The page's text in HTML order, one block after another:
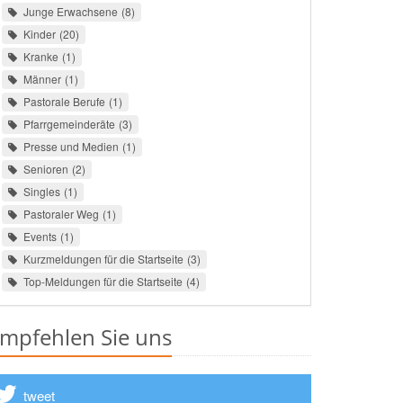
Junge Erwachsene 8
Kinder 20
Kranke 1
Männer 1
Pastorale Berufe 1
Pfarrgemeinderäte 3
Presse und Medien 1
Senioren 2
Singles 1
Pastoraler Weg 1
Events 1
Kurzmeldungen für die Startseite 3
Top-Meldungen für die Startseite 4
Sie uns
tweet